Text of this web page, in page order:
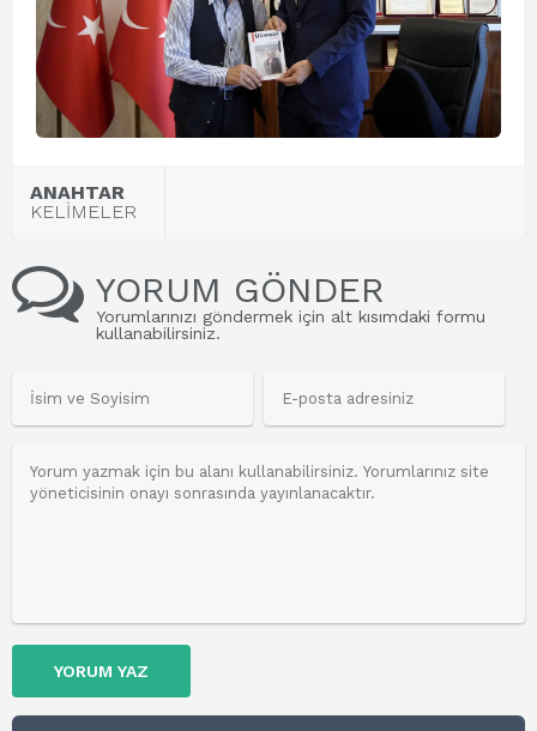
ANAHTAR
KELİMELER
YORUM GÖNDER
Yorumlarınızı göndermek için alt kısımdaki formu
kullanabilirsiniz.
YORUM YAZ